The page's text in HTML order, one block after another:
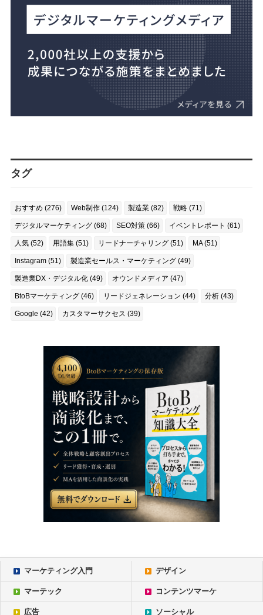
タグ
おすすめ (276) Web制作 (124) 製造業 (82) 戦略 (71)
デジタルマーケティング (68) SEO対策 (66) イベントレポート (61)
人気 (52) 用語集 (51) リードナーチャリング (51) MA (51)
Instagram (51) 製造業セールス・マーケティング (49)
製造業DX・デジタル化 (49) オウンドメディア (47)
BtoBマーケティング (46) リードジェネレーション (44) 分析 (43)
Google (42) カスタマーサクセス (39)
マーケティング入門 デザイン
マーテック コンテンツマーケ
広告 ソーシャル